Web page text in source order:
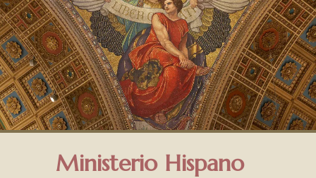
Ministerio Hispano